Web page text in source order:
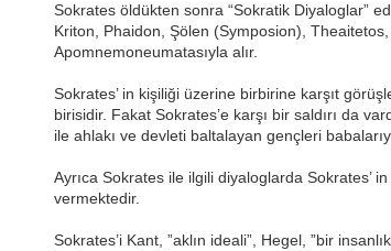
Sokrates öldükten sonra “Sokratik Diyaloglar”
Kriton, Phaidon, Şölen (Symposion),
Apomnemoneumatasıyla alır.
Sokrates’ in kişiliği üzerine birbirine karşıt
birisidir. Fakat Sokrates’e karşı bir saldırı da
ile ahlakı ve devleti baltalayan gençleri
Ayrıca Sokrates ile ilgili diyaloglarda Sokrates’
vermektedir.
Sokrates’i Kant, ”aklın ideali”, Hegel, ”bir